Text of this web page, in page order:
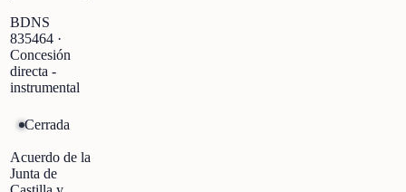
BDNS
835464 ·
Concesión
directa -
instrumental
Cerrada
Acuerdo de la
Junta de